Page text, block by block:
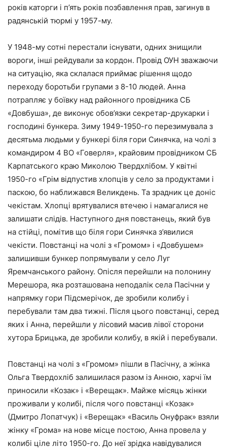
років каторги і п’ять років позбавлення прав, загинув в
радянській тюрмі у 1957-му.
У 1948-му сотні перестали існувати, одних знищили
вороги, інші рейдували за кордон. Провід ОУН зважаючи
на ситуацію, яка склалася приймає рішення щодо
переходу боротьби групами з 8-10 людей. Анна
потрапляє у боївку над районного провідника СБ
«Довбуша», де виконує обов’язки секретар-друкарки і
господині бункера. Зиму 1949-1950-го перезимувала з
десятьма людьми у бункері біля гори Синячка, на чолі з
командиром 4 ВО «Говерля», крайовим провідником СБ
Карпатського краю Миколою Твердхлібом. У квітні
1950-го «Грім відпустив хлопців у село за продуктами і
паскою, бо наближався Великдень. Та зрадник це доніс
чекістам. Хлопці врятувалися втечею і намагалися не
залишати слідів. Наступного дня повстанець, який був
на стійці, помітив що біля гори Синячка з’явилися
чекісти. Повстанці на чолі з «Громом» і «Довбушем»
залишивши бункер попрямували у село Луг
Яремчанського району. Опісля перейшли на полонину
Мерешора, яка розташована неподалік села Пасічни у
напрямку гори Підсмерічок, де зробили колибу і
перебували там два тижні. Після цього повстанці, серед
яких і Анна, перейшли у лісовий масив лівої сторони
хутора Брицька, де зробили колибу, в якій і перебували.
Повстанці на чолі з «Громом» пішли в Пасічну, а жінка
Ольга Твердохліб залишилася разом із Анною, харчі їм
приносили «Козак» і «Верещак». Майже місяць жінки
проживали у колибі, після чого повстанці «Козак»
(Дмитро Лопатчук) і «Верещак» «Василь Онуфрак» взяли
жінку «Грома» на нове місце постою, Анна провела у
колибі ціле літо 1950-го. До неї зрідка навідувалися